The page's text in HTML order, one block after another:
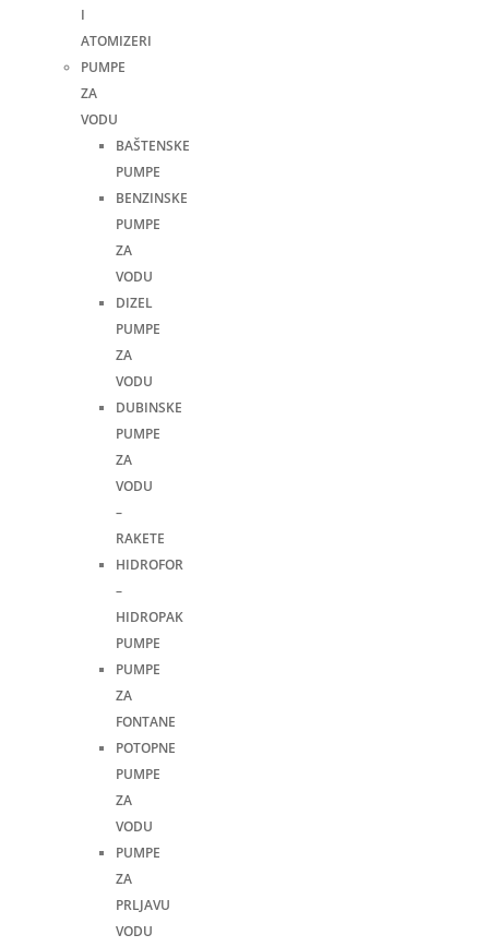
I
ATOMIZERI
PUMPE
ZA
VODU
BAŠTENSKE
PUMPE
BENZINSKE
PUMPE
ZA
VODU
DIZEL
PUMPE
ZA
VODU
DUBINSKE
PUMPE
ZA
VODU
–
RAKETE
HIDROFOR
–
HIDROPAK
PUMPE
PUMPE
ZA
FONTANE
POTOPNE
PUMPE
ZA
VODU
PUMPE
ZA
PRLJAVU
VODU